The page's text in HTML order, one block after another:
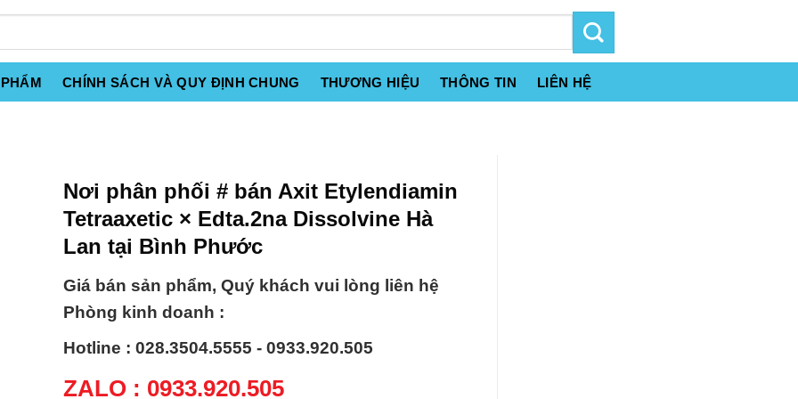
CHÍNH SÁCH VÀ QUY ĐỊNH CHUNG THƯƠNG HIỆU THÔNG TIN LIÊN HỆ
Nơi phân phối # bán Axit Etylendiamin
Tetraaxetic × Edta.2na Dissolvine Hà
Lan tại Bình Phước
Giá bán sản phẩm, Quý khách vui lòng liên hệ
Phòng kinh doanh :
Hotline : 028.3504.5555 - 0933.920.505
ZALO : 0933.920.505